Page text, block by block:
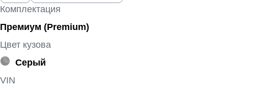
Комплектация
Премиум (Premium)
Цвет кузова
Серый
VIN